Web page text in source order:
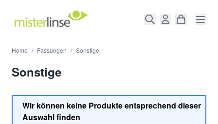
Home / Fassungen / Sonstige
Sonstige
Wir können keine Produkte entsprechend dieser
Auswahl finden